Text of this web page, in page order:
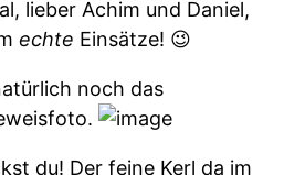
lieber Achim und Daniel,
echte Einsätze! 😉
noch das
du! Der feine Kerl da im